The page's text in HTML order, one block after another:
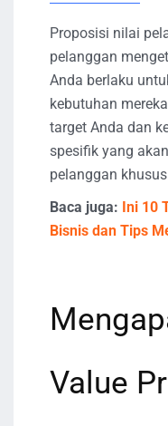
Proposisi nilai
pelanggan
Anda berlaku
kebutuhan
target Anda dan
spesifik yang
pelanggan
Baca juga: Ini 10
Bisnis dan Tips
Value